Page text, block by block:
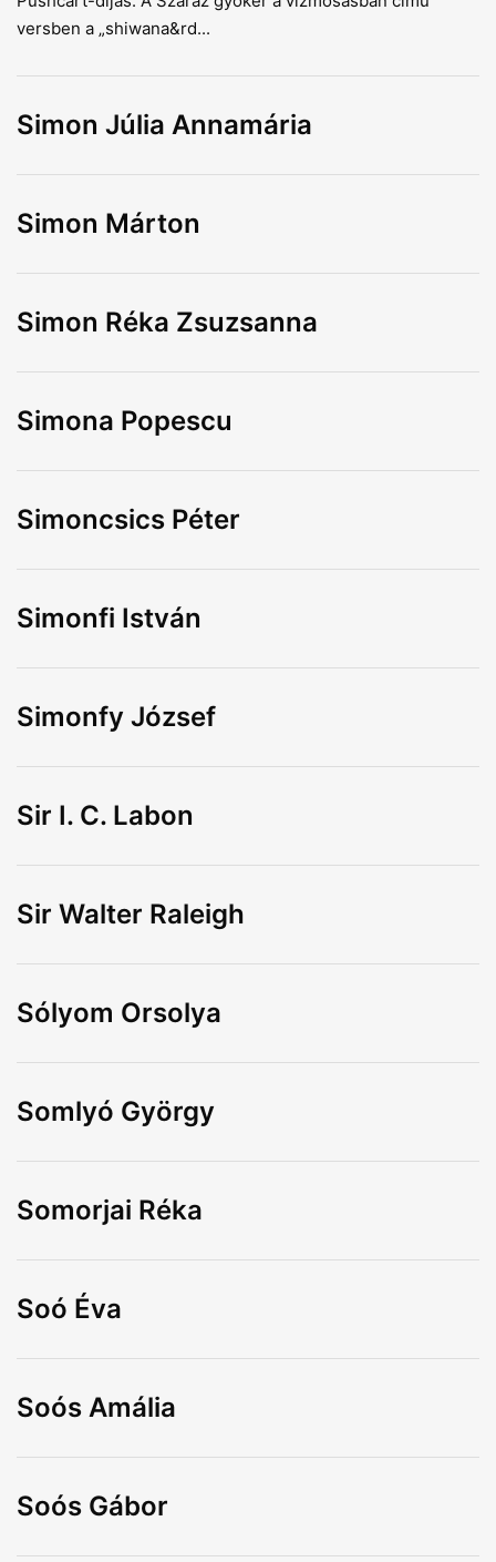
versben a „shiwana&rd...
Simon Júlia Annamária
Simon Márton
Simon Réka Zsuzsanna
Simona Popescu
Simoncsics Péter
Simonfi István
Simonfy József
Sir I. C. Labon
Sir Walter Raleigh
Sólyom Orsolya
Somlyó György
Somorjai Réka
Soó Éva
Soós Amália
Soós Gábor